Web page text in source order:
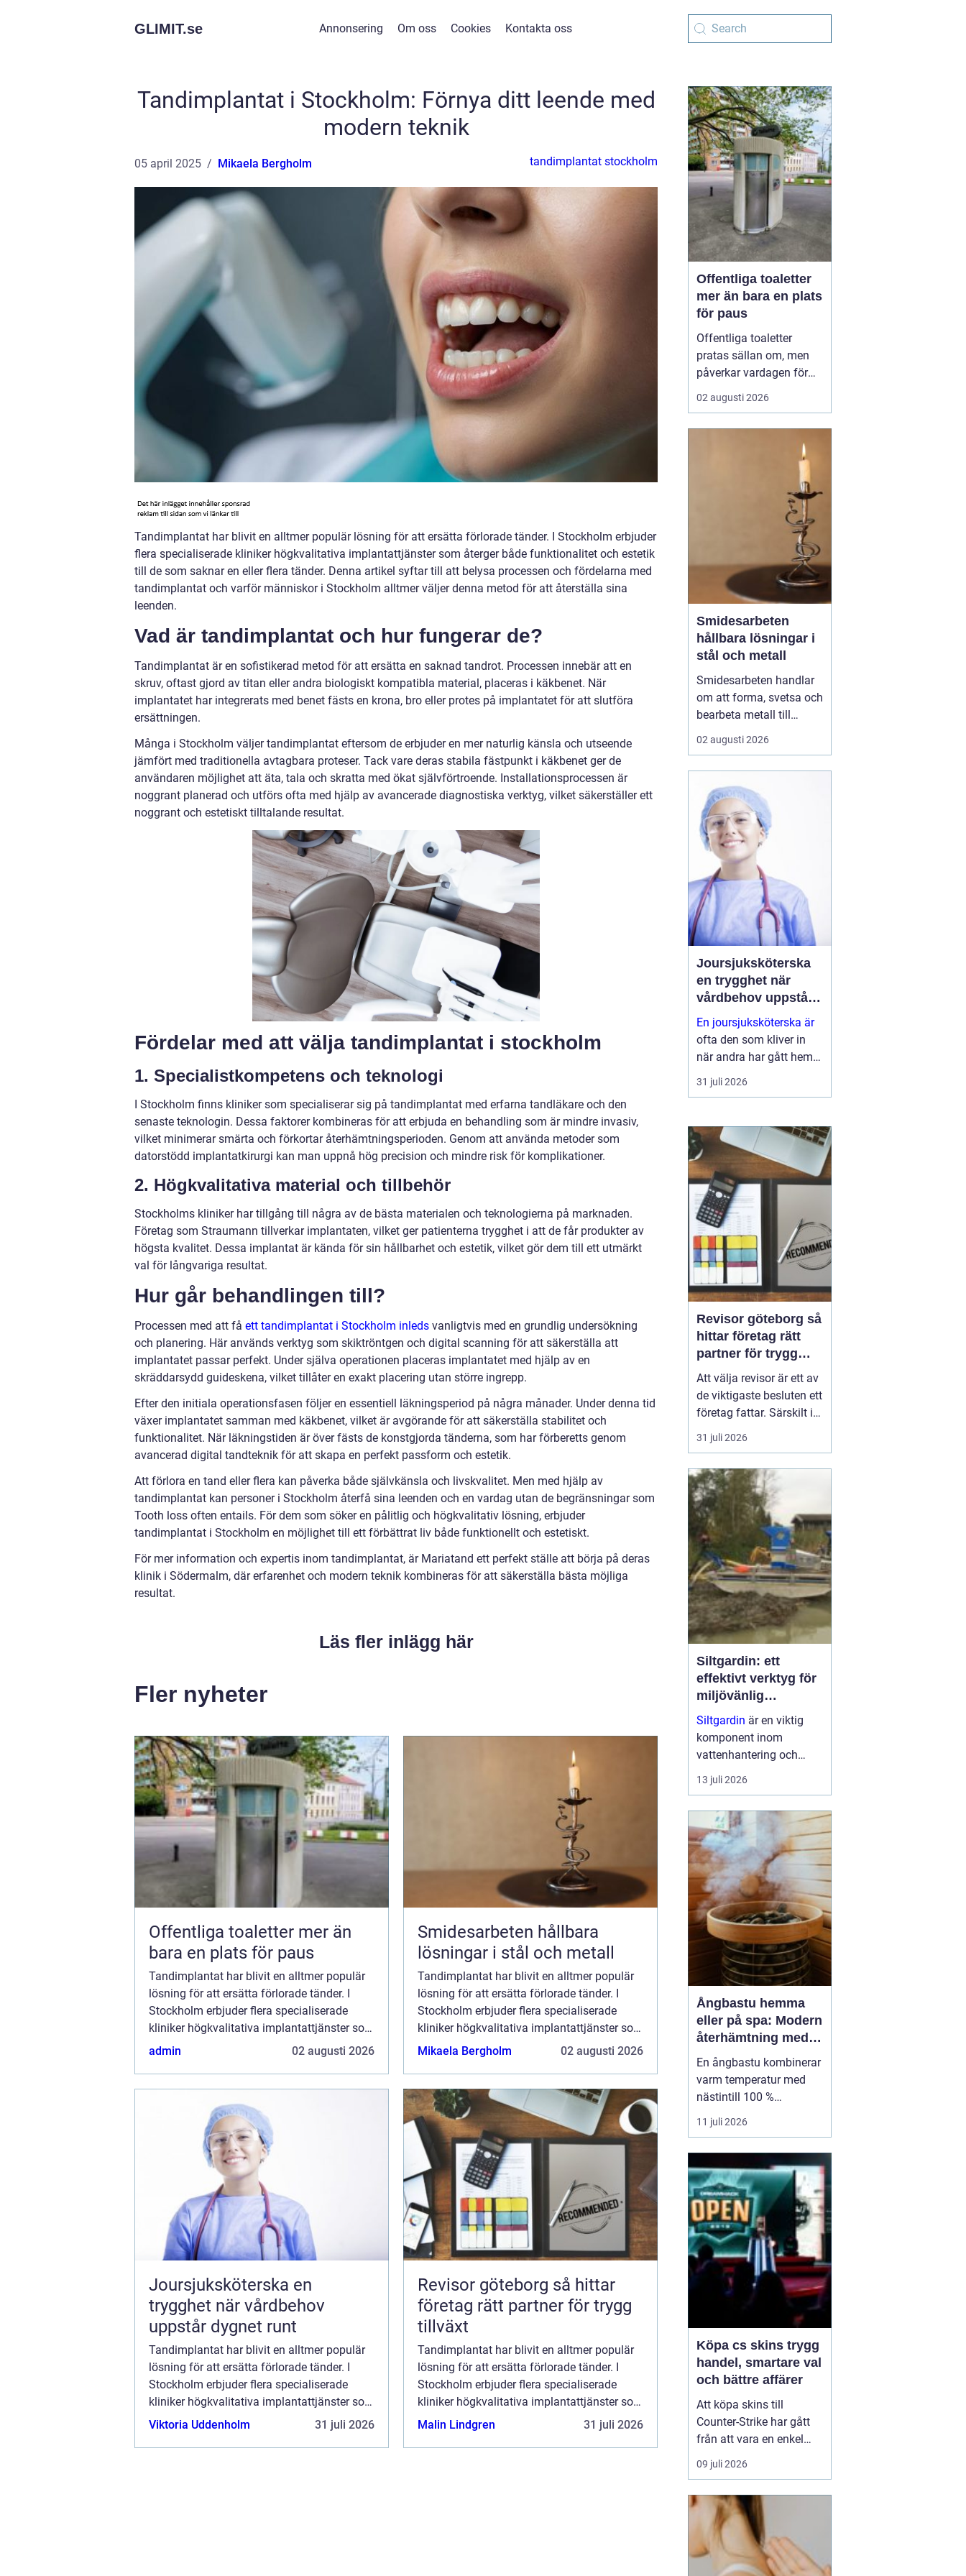
GLIMIT.se Annonsering Om oss Cookies Kontakta oss
Tandimplantat i Stockholm: Förnya ditt leende med
modern teknik
05 april 2025 Mikaela Bergholm tandimplantat stockholm
Tandimplantat har blivit en alltmer populär lösning för att ersätta förlorade tänder. I Stockholm erbjuder
flera specialiserade kliniker högkvalitativa implantattjänster som återger både funktionalitet och estetik
till de som saknar en eller flera tänder. Denna artikel syftar till att belysa processen och fördelarna med
tandimplantat och varför människor i Stockholm alltmer väljer denna metod för att återställa sina
leenden.
Vad är tandimplantat och hur fungerar de?
Tandimplantat är en sofistikerad metod för att ersätta en saknad tandrot. Processen innebär att en
skruv, oftast gjord av titan eller andra biologiskt kompatibla material, placeras i käkbenet. När
implantatet har integrerats med benet fästs en krona, bro eller protes på implantatet för att slutföra
ersättningen.
Många i Stockholm väljer tandimplantat eftersom de erbjuder en mer naturlig känsla och utseende
jämfört med traditionella avtagbara proteser. Tack vare deras stabila fästpunkt i käkbenet ger de
användaren möjlighet att äta, tala och skratta med ökat självförtroende. Installationsprocessen är
noggrant planerad och utförs ofta med hjälp av avancerade diagnostiska verktyg, vilket säkerställer ett
noggrant och estetiskt tilltalande resultat.
Fördelar med att välja tandimplantat i stockholm
1. Specialistkompetens och teknologi
I Stockholm finns kliniker som specialiserar sig på tandimplantat med erfarna tandläkare och den
senaste teknologin. Dessa faktorer kombineras för att erbjuda en behandling som är mindre invasiv,
vilket minimerar smärta och förkortar återhämtningsperioden. Genom att använda metoder som
datorstödd implantatkirurgi kan man uppnå hög precision och mindre risk för komplikationer.
2. Högkvalitativa material och tillbehör
Stockholms kliniker har tillgång till några av de bästa materialen och teknologierna på marknaden.
Företag som Straumann tillverkar implantaten, vilket ger patienterna trygghet i att de får produkter av
högsta kvalitet. Dessa implantat är kända för sin hållbarhet och estetik, vilket gör dem till ett utmärkt
val för långvariga resultat.
Hur går behandlingen till?
Processen med att få ett tandimplantat i Stockholm inleds vanligtvis med en grundlig undersökning
och planering. Här används verktyg som skiktröntgen och digital scanning för att säkerställa att
implantatet passar perfekt. Under själva operationen placeras implantatet med hjälp av en
skräddarsydd guideskena, vilket tillåter en exakt placering utan större ingrepp.
Efter den initiala operationsfasen följer en essentiell läkningsperiod på några månader. Under denna tid
växer implantatet samman med käkbenet, vilket är avgörande för att säkerställa stabilitet och
funktionalitet. När läkningstiden är över fästs de konstgjorda tänderna, som har förberetts genom
avancerad digital tandteknik för att skapa en perfekt passform och estetik.
Att förlora en tand eller flera kan påverka både självkänsla och livskvalitet. Men med hjälp av
tandimplantat kan personer i Stockholm återfå sina leenden och en vardag utan de begränsningar som
Tooth loss often entails. För dem som söker en pålitlig och högkvalitativ lösning, erbjuder
tandimplantat i Stockholm en möjlighet till ett förbättrat liv både funktionellt och estetiskt.
För mer information och expertis inom tandimplantat, är Mariatand ett perfekt ställe att börja på deras
klinik i Södermalm, där erfarenhet och modern teknik kombineras för att säkerställa bästa möjliga
resultat.
Läs fler inlägg här
Fler nyheter
Offentliga toaletter mer än
bara en plats för paus
Tandimplantat har blivit en alltmer populär
lösning för att ersätta förlorade tänder. I
Stockholm erbjuder flera specialiserade
kliniker högkvalitativa implantattjänster som
återger både funktionali...
admin 02 augusti 2026
Smidesarbeten hållbara
lösningar i stål och metall
Tandimplantat har blivit en alltmer populär
lösning för att ersätta förlorade tänder. I
Stockholm erbjuder flera specialiserade
kliniker högkvalitativa implantattjänster som
återger både funktionali...
Mikaela Bergholm 02 augusti 2026
Joursjuksköterska en
trygghet när vårdbehov
uppstår dygnet runt
Tandimplantat har blivit en alltmer populär
lösning för att ersätta förlorade tänder. I
Stockholm erbjuder flera specialiserade
kliniker högkvalitativa implantattjänster som
återger både funktionali...
Viktoria Uddenholm 31 juli 2026
Revisor göteborg så hittar
företag rätt partner för trygg
tillväxt
Tandimplantat har blivit en alltmer populär
lösning för att ersätta förlorade tänder. I
Stockholm erbjuder flera specialiserade
kliniker högkvalitativa implantattjänster som
återger både funktionali...
Malin Lindgren 31 juli 2026
Offentliga toaletter
mer än bara en plats
för paus
Offentliga toaletter
pratas sällan om, men
påverkar vardagen för
nästan alla. När en stad,
park eller reseknut
äldre, personer med
funktionsnedsättning
och långväga resenäre...
02 augusti 2026
Smidesarbeten
hållbara lösningar i
stål och metall
Smidesarbeten handlar
om att forma, svetsa och
bearbeta metall till
starka och hållbara
konstruktioner. Det kan
trappor till stora
stålkonstruktioner i
industrin. När smidet
utförs rätt får du
produkter som håller
länge, tål...
02 augusti 2026
Joursjuksköterska
en trygghet när
vårdbehov uppstår
dygnet runt
En joursjuksköterska är
ofta den som kliver in
när andra har gått hem
för dagen. Under sena
kvällar, nätter och helger
människor på
äldreboenden, LSS-
boenden, inom
socialpsykiatrin och i
ord...
31 juli 2026
Revisor göteborg så
hittar företag rätt
partner för trygg
tillväxt
Att välja revisor är ett av
de viktigaste besluten ett
företag fattar. Särskilt i
en företagsintensiv stad
som Göteborg, där allt
bolag till internationella
koncerner verkar sida vid
sida. En bra revisor gör
mer än att granska s...
31 juli 2026
Siltgardin: ett
effektivt verktyg för
miljövänlig
vattenhantering
Siltgardin är en viktig
komponent inom
vattenhantering och
miljöskydd, särskilt i
verksamheter som
sjögrävning. Dessa
barriärer hjälper till att
minska grumling och
sp...
13 juli 2026
Ångbastu hemma
eller på spa: Modern
återhämtning med
uråldrig logik
En ångbastu kombinerar
varm temperatur med
nästintill 100 %
luftfuktighet för att
skapa en intensiv men
värmeupplevelse. Till
skillnad från en
torrbastu arbetar den
mer med fukt än extrem
värme, vilket g&o...
11 juli 2026
Köpa cs skins trygg
handel, smartare val
och bättre affärer
Att köpa skins till
Counter-Strike har gått
från att vara en enkel
hobby till att bli en egen
liten ekonomi. Värdet på
vapen kan motsvara en
mobiltelefon, och
misstag kan bli dyra.
Därför söker många
09 juli 2026